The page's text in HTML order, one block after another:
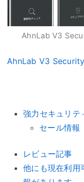
AhnLab V3
AhnLab V3
強力セキュリテ
セール情報
レビュー記事
他にも現在利用